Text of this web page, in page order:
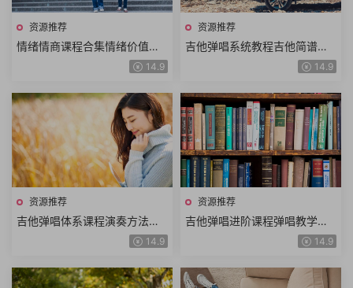
资源推荐
情绪情商课程合集情绪价值洞
悉人性提高情商人际交往沟通
14.9
资源推荐
吉他弹唱系统教程吉他简谱曲
谱300首吉他从入门到进阶到
高阶体系大课157小课时
14.9
资源推荐
吉他弹唱体系课程演奏方法吉
他乐理音阶设计扫弦方法吉他
和弦识谱记谱系统化教学
14.9
资源推荐
吉他弹唱进阶课程弹唱教学前
奏示范前奏教学全曲示范全曲
14.9